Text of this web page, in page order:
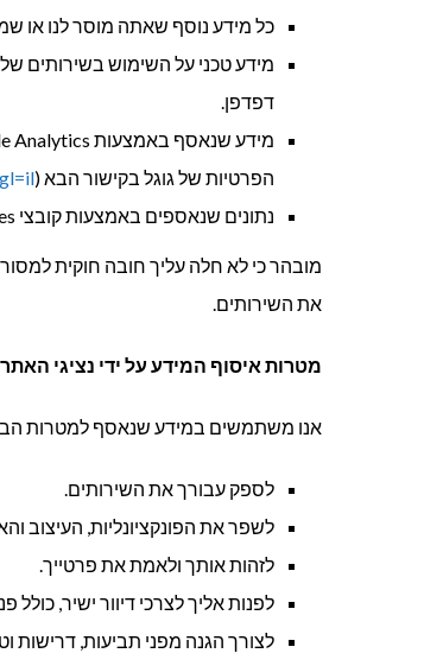
כל מידע נוסף שאתה מוסר לנו או
דפדפן.
הפרטיות של גוגל בקישור הבא (
נתונים שנאספים באמצעות קובצי Cookies ("
מובהר כי לא חלה עליך חובה חוקית
את השירותים.
מטרות איסוף המידע על ידי נציגי האתר
אנו משתמשים במידע שנאסף למטרות
לספק עבורך את השירותים.
לשפר את הפונקציונליות, העיצוב
לזהות אותך ולאמת את פרטייך.
לפנות אליך לצרכי דיוור ישיר,
לצורך הגנה מפני תביעות, דרישות